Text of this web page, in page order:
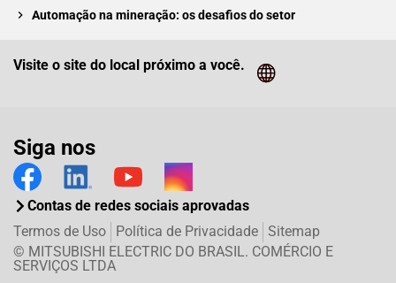
Automação na mineração: os desafios do setor
Visite o site do local próximo a você.
Siga nos
Contas de redes sociais aprovadas
© MITSUBISHI ELECTRIC DO BRASIL. COMÉRCIO E
SERVIÇOS LTDA
Termos de Uso Política de Privacidade Sitemap